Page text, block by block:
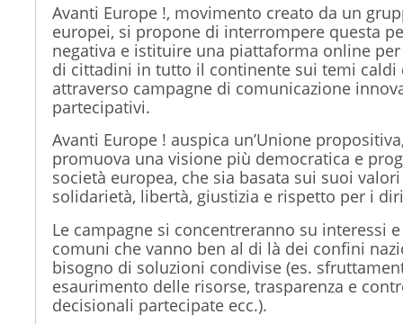
Avanti Europe !, movimento creato da un
europei, si propone di interrompere questa
negativa e istituire una piattaforma online
di cittadini in tutto il continente sui temi caldi
attraverso campagne di comunicazione
partecipativi.
Avanti Europe ! auspica un’Unione
promuova una visione più democratica e
società europea, che sia basata sui suoi
solidarietà, libertà, giustizia e rispetto per i
Le campagne si concentreranno su interessi
comuni che vanno ben al di là dei confini
bisogno di soluzioni condivise (es.
esaurimento delle risorse, trasparenza e
decisionali partecipate ecc.).